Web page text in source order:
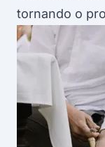
tornando o